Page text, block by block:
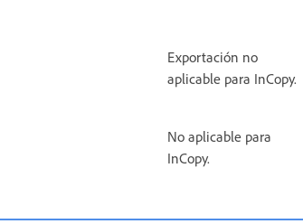
Exportación no
aplicable para InCopy.
No aplicable para
InCopy.